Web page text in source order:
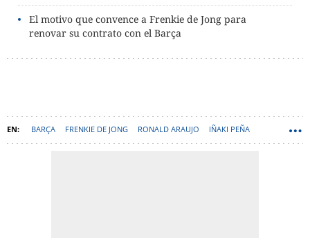
El motivo que convence a Frenkie de Jong para
renovar su contrato con el Barça
BARÇA FRENKIE DE JONG RONALD ARAUJO IÑAKI PEÑA